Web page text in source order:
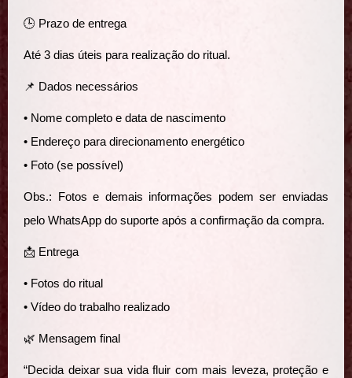
🕒 Prazo de entrega
Até 3 dias úteis para realização do ritual.
📌 Dados necessários
• Nome completo e data de nascimento
• Endereço para direcionamento energético
• Foto (se possível)
Obs.: Fotos e demais informações podem ser enviadas
pelo WhatsApp do suporte após a confirmação da compra.
📩 Entrega
• Fotos do ritual
• Vídeo do trabalho realizado
🌿 Mensagem final
“Decida deixar sua vida fluir com mais leveza, proteção e